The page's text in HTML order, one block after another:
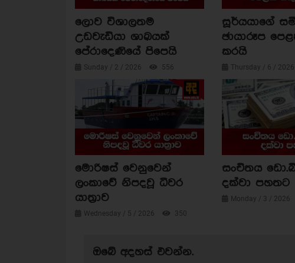
ලොව විශාලතම
උඩවැඩියා ශාඛයක්
පේරාදෙණියේ පිපෙයි
Sunday / 2 / 2026 556
සූර්යයාගේ
ඡායාරූප
කරයි
Thursday / 6 / 2026
මොරිෂස් වෙනුවෙන්
ලංකාවේ නිපදවූ ධීවර
යාත්‍රාව
Wednesday / 5 / 2026 350
සංචිතය
දක්වා පහතට
Monday / 3 / 2026
ඔබේ අදහස් එවන්න.